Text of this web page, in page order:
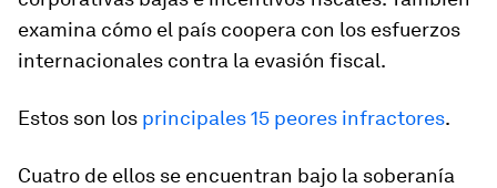
examina cómo el país coopera con los esfuerzos
internacionales contra la evasión fiscal.
Estos son los principales 15 peores infractores.
Cuatro de ellos se encuentran bajo la soberanía